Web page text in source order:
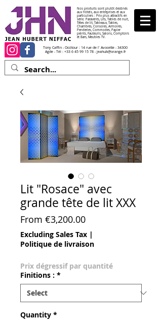
Nos produits sont plutôt destinés
aux hôtels, aux entreprises et aux
particuliers : Prix plus attractifs en
série. Paravents, Lits, Tables de nuit,
Têtes de lit, Tableaux, Tables,
Chambres, Consoles, Armoires,
Penderies, Commodes, Papier
peints, Fauteuils, Salons, Comptoirs
et Bars, Meubles TV.
Tony Caffin - Occitour : 14 rue de l' Avocette - 34300
Agde - Tél : +33 6 45 99 15 78- jeahub@orange.fr
Lit "Rosace" avec
grande tête de lit XXX
From €3,200.00Sale Price
Excluding Sales Tax |
Politique de livraison
Prix dégressif par quantité
Finitions : *
Quantity *